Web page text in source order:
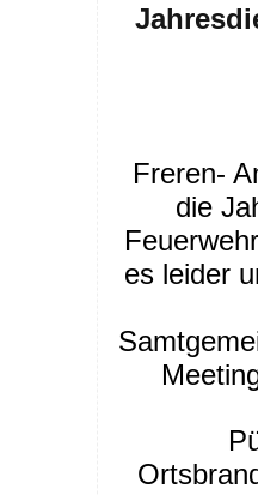
Freren-
die
es leider